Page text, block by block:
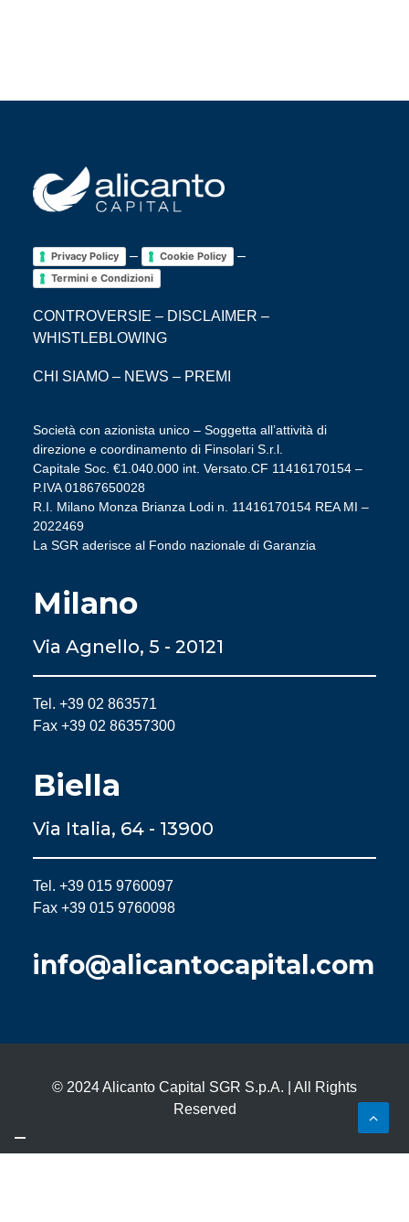
Privacy Policy – Cookie Policy –
Termini e Condizioni
CONTROVERSIE – DISCLAIMER –
WHISTLEBLOWING
CHI SIAMO – NEWS – PREMI
Società con azionista unico – Soggetta all’attività di
direzione e coordinamento di Finsolari S.r.l.
Capitale Soc. €1.040.000 int. Versato.CF 11416170154 –
P.IVA 01867650028
R.I. Milano Monza Brianza Lodi n. 11416170154 REA MI –
2022469
La SGR aderisce al Fondo nazionale di Garanzia
Milano
Via Agnello, 5 - 20121
Tel. +39 02 863571
Fax +39 02 86357300
Biella
Via Italia, 64 - 13900
Tel. +39 015 9760097
Fax +39 015 9760098
info@alicantocapital.com
© 2024 Alicanto Capital SGR S.p.A. | All Rights
Reserved